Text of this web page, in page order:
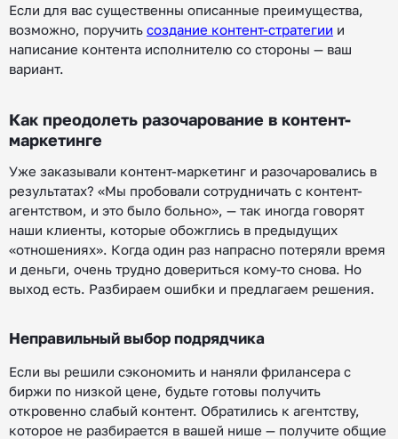
Если для вас существенны описанные преимущества,
возможно, поручить создание контент-стратегии и
написание контента исполнителю со стороны — ваш
вариант.
Как преодолеть разочарование в контент-
маркетинге
Уже заказывали контент-маркетинг и разочаровались в
результатах? «Мы пробовали сотрудничать с контент-
агентством, и это было больно», — так иногда говорят
наши клиенты, которые обожглись в предыдущих
«отношениях». Когда один раз напрасно потеряли время
и деньги, очень трудно довериться кому-то снова. Но
выход есть. Разбираем ошибки и предлагаем решения.
Неправильный выбор подрядчика
Если вы решили сэкономить и наняли фрилансера с
биржи по низкой цене, будьте готовы получить
откровенно слабый контент. Обратились к агентству,
которое не разбирается в вашей нише — получите общие